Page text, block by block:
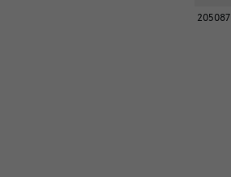
205087